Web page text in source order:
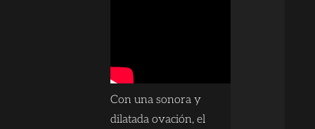
Con una sonora y
dilatada ovación, el